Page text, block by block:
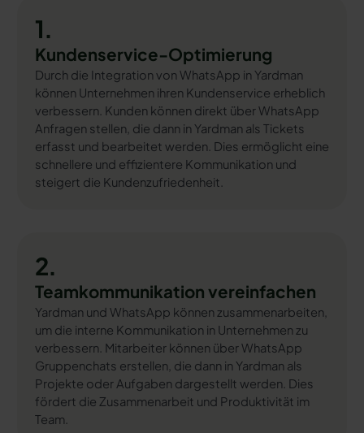
1.
Kundenservice-Optimierung
Durch die Integration von WhatsApp in Yardman
können Unternehmen ihren Kundenservice erheblich
verbessern. Kunden können direkt über WhatsApp
Anfragen stellen, die dann in Yardman als Tickets
erfasst und bearbeitet werden. Dies ermöglicht eine
schnellere und effizientere Kommunikation und
steigert die Kundenzufriedenheit.
2.
Teamkommunikation vereinfachen
Yardman und WhatsApp können zusammenarbeiten,
um die interne Kommunikation in Unternehmen zu
verbessern. Mitarbeiter können über WhatsApp
Gruppenchats erstellen, die dann in Yardman als
Projekte oder Aufgaben dargestellt werden. Dies
fördert die Zusammenarbeit und Produktivität im
Team.